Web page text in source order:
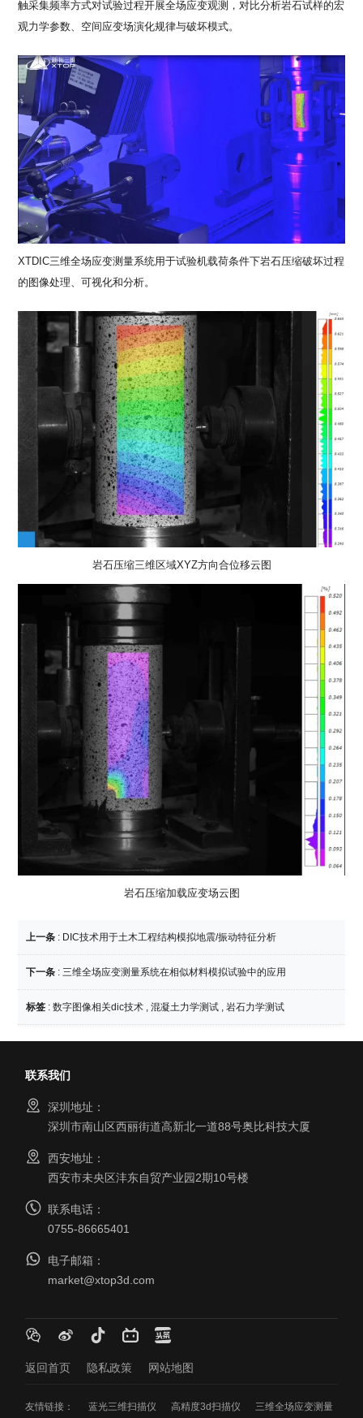
触采集频率方式对试验过程开展全场应变观测，对比分析岩石试样的宏
观力学参数、空间应变场演化规律与破坏模式。
XTDIC三维全场应变测量系统用于试验机载荷条件下岩石压缩破坏过程
的图像处理、可视化和分析。
岩石压缩三维区域XYZ方向合位移云图
岩石压缩加载应变场云图
上一条 : DIC技术用于土木工程结构模拟地震/振动特征分析
下一条 : 三维全场应变测量系统在相似材料模拟试验中的应用
标签 :数字图像相关dic技术 ,混凝土力学测试 ,岩石力学测试
联系我们
深圳地址：
深圳市南山区西丽街道高新北一道88号奥比科技大厦
西安地址：
西安市未央区沣东自贸产业园2期10号楼
联系电话：
0755-86665401
电子邮箱：
market@xtop3d.com
返回首页 隐私政策 网站地图
友情链接： 蓝光三维扫描仪 高精度3d扫描仪 三维全场应变测量